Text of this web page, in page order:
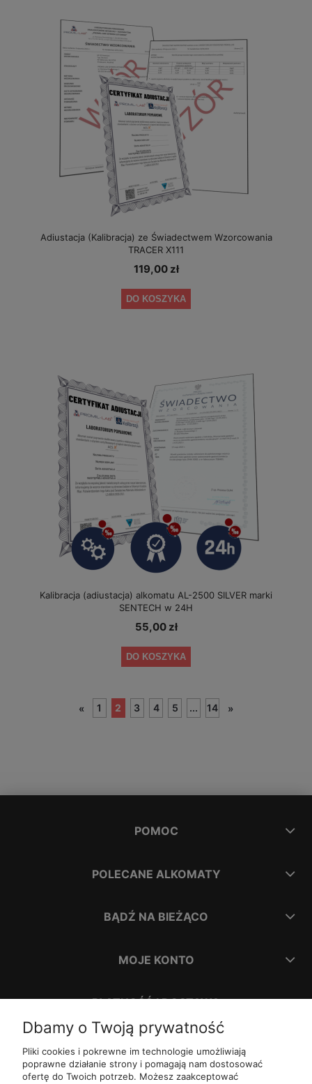
Adiustacja (Kalibracja) ze Świadectwem Wzorcowania
TRACER X111
119,00 zł
DO KOSZYKA
Kalibracja (adiustacja) alkomatu AL-2500 SILVER marki
SENTECH w 24H
55,00 zł
DO KOSZYKA
« 1 2 3 4 5 ... 14 »
POMOC
POLECANE ALKOMATY
BĄDŹ NA BIEŻĄCO
MOJE KONTO
PŁATNOŚĆ I DOSTAWA
INFORMACJE
Dbamy o Twoją prywatność
Pliki cookies i pokrewne im technologie umożliwiają
poprawne działanie strony i pomagają nam dostosować
ofertę do Twoich potrzeb. Możesz zaakceptować